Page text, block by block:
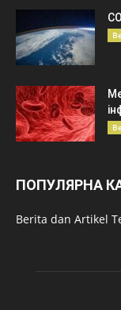
ПОПУЛЯРНА
Berita dan Artikel